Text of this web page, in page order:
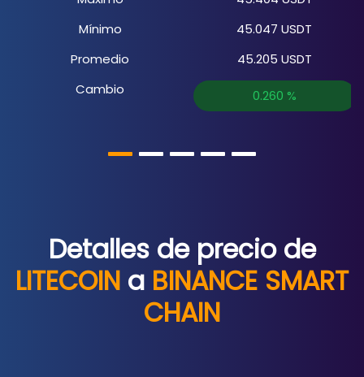
Mínimo
Promedio
Cambio
45.047 USDT
45.205 USDT
0.260 %
Detalles de precio de
LITECOIN a BINANCE SMART
CHAIN